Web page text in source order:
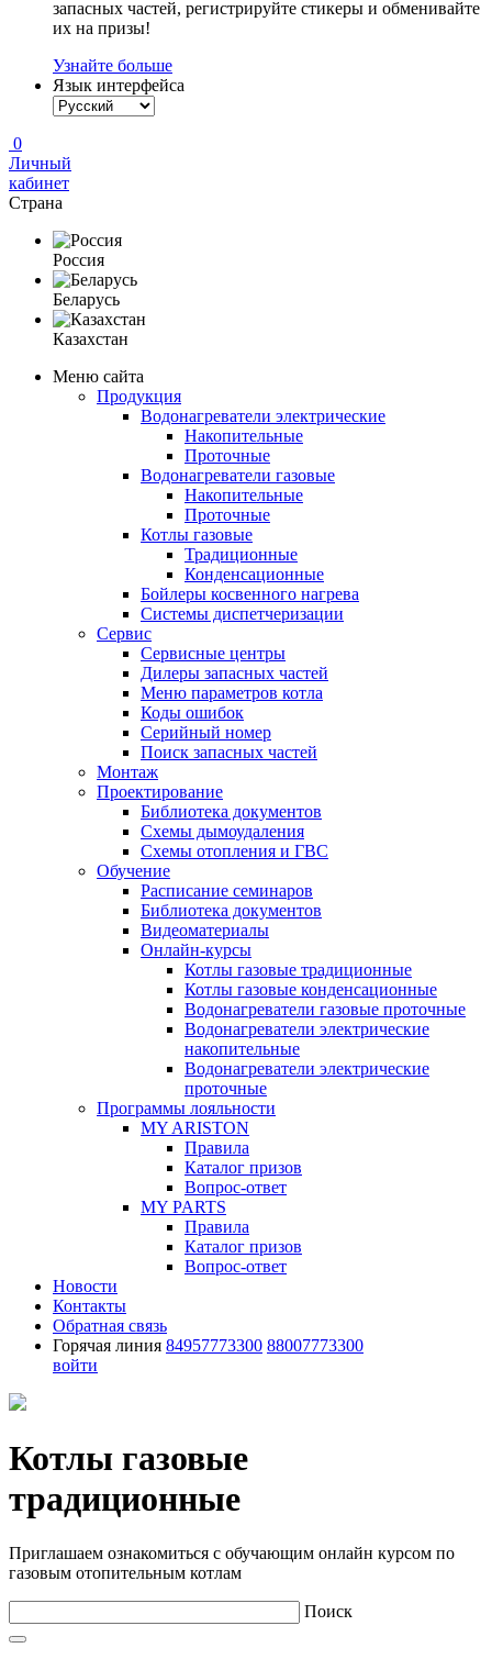
запасных частей, регистрируйте стикеры и обменивайте
их на призы!
Узнайте больше
Язык интерфейса
0
Личный
кабинет
Страна
Россия
Беларусь
Казахстан
Меню сайта
Продукция
Водонагреватели электрические
Накопительные
Проточные
Водонагреватели газовые
Накопительные
Проточные
Котлы газовые
Традиционные
Конденсационные
Бойлеры косвенного нагрева
Системы диспетчеризации
Сервис
Сервисные центры
Дилеры запасных частей
Меню параметров котла
Коды ошибок
Серийный номер
Поиск запасных частей
Монтаж
Проектирование
Библиотека документов
Схемы дымоудаления
Схемы отопления и ГВС
Обучение
Расписание семинаров
Библиотека документов
Видеоматериалы
Онлайн-курсы
Котлы газовые традиционные
Котлы газовые конденсационные
Водонагреватели газовые проточные
Водонагреватели электрические
накопительные
Водонагреватели электрические
проточные
Программы лояльности
MY ARISTON
Правила
Каталог призов
Вопрос-ответ
MY PARTS
Правила
Каталог призов
Вопрос-ответ
Новости
Контакты
Обратная связь
Горячая линия 84957773300 88007773300
войти
Котлы газовые
традиционные
Приглашаем ознакомиться с обучающим онлайн курсом по
газовым отопительным котлам
Поиск